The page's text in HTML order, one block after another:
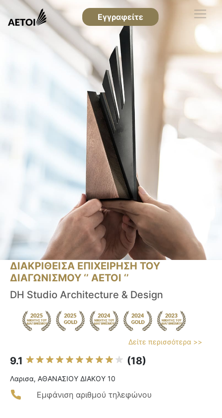
Εγγραφείτε
ΔΙΑΚΡΙΘΕΙΣΑ ΕΠΙΧΕΙΡΗΣΗ ΤΟΥ
ΔΙΑΓΩΝΙΣΜΟΥ ‘’ ΑΕΤΟΙ ‘’
DH Studio Architecture & Design
Δείτε περισσότερα >>
9.1 (18)
Λαρισα, ΑΘΑΝΑΣΙΟΥ ΔΙΑΚΟΥ 10
Εμφάνιση αριθμού τηλεφώνου